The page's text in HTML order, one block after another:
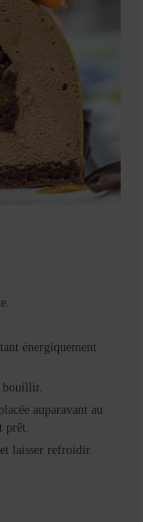
énergiquement
bouillir.
auparavant au
prêt.
laisser refroidir.